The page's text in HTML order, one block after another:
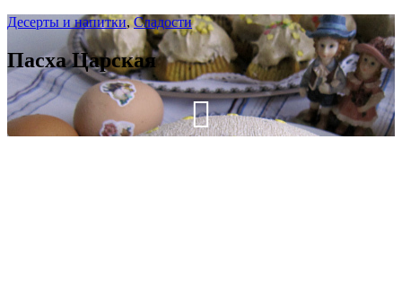
Десерты и напитки,Сладости
Пасха Царская